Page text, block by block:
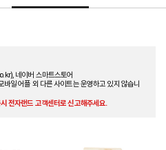
네이버 스마트스토어
일 어플 외 다른 사이트는 운영하고 있지 않습니
전자랜드 고객센터로 신고해주세요.